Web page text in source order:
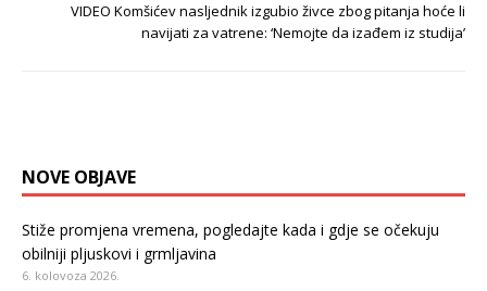
VIDEO Komšićev nasljednik izgubio živce zbog pitanja hoće li
navijati za vatrene: ‘Nemojte da izađem iz studija’
NOVE OBJAVE
Stiže promjena vremena, pogledajte kada i gdje se očekuju
obilniji pljuskovi i grmljavina
6. kolovoza 2026.